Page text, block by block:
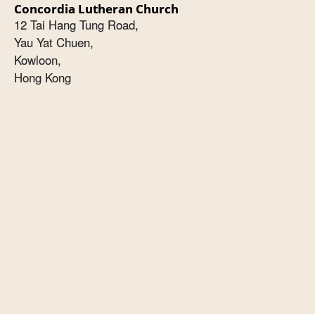
Concordia Lutheran Church
12 Tai Hang Tung Road,
Yau Yat Chuen,
Kowloon,
Hong Kong